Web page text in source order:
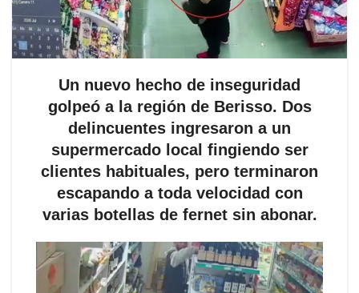
Un nuevo hecho de inseguridad
golpeó a la región de Berisso. Dos
delincuentes ingresaron a un
supermercado local fingiendo ser
clientes habituales, pero terminaron
escapando a toda velocidad con
varias botellas de fernet sin abonar.